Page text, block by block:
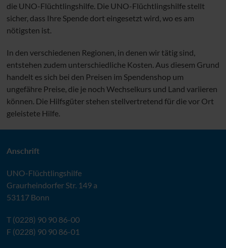
die UNO-Flüchtlingshilfe. Die UNO-Flüchtlingshilfe stellt
sicher, dass Ihre Spende dort eingesetzt wird, wo es am
nötigsten ist.
In den verschiedenen Regionen, in denen wir tätig sind,
entstehen zudem unterschiedliche Kosten. Aus diesem Grund
handelt es sich bei den Preisen im Spendenshop um
ungefähre Preise, die je noch Wechselkurs und Land variieren
können. Die Hilfsgüter stehen stellvertretend für die vor Ort
geleistete Hilfe.
Anschrift
UNO-Flüchtlingshilfe
Graurheindorfer Str. 149 a
53117 Bonn
T (0228) 90 90 86-00
F (0228) 90 90 86-01